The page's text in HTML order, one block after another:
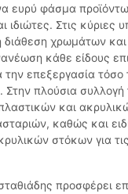
ευρύ φάσμα
ιδιώτες. Στις κύριες
διάθεση χρωμάτων και
κάθε είδους
την επεξεργασία
Στην πλούσια συλλογή
και
καθώς και
στόκων για
προσφέρει